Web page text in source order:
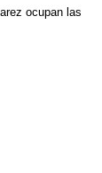
ocupan las